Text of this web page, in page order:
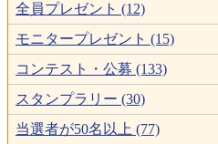
全員プレゼント (12)
モニタープレゼント (15)
コンテスト・公募 (133)
スタンプラリー (30)
当選者が50名以上 (77)